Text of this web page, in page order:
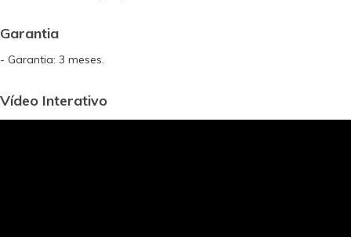
Garantia
- Garantia: 3 meses.
Vídeo Interativo